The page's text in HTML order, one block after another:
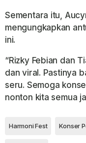
Sementara itu,
mengungkapkan
ini.
“Rizky Febian dan
dan viral. Pastinya
seru. Semoga
nonton kita semua
Harmoni Fest Konser